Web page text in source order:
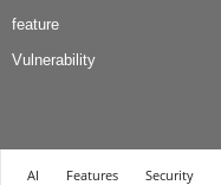
feature
Vulnerability
AI Features Security